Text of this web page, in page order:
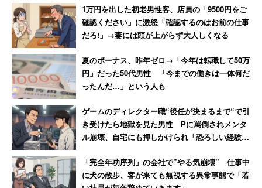
1万円を出した初老男性客、店員の「9500円をご
確認ください」に激怒「確認するのはお前の仕事
だろ!」→妻には頭が上がらず大人しくなる
夏のボーナス、昨年ゼロ→「今年は転職して50万
円」だった50代男性 「今までの働きは一体何だ
ったんだ…」という人も
ゲームのディレクター職“後任が決まるまで“で引
き受けたら地獄を見た男性 Pに罵倒されメンタ
ル崩壊、自宅にも押しかけられ「恐ろしい経験で
「完全年功序列」の会社で”やる気崩壊” 仕事中
に犬の散歩、客が来ても無視する異常事態で「若